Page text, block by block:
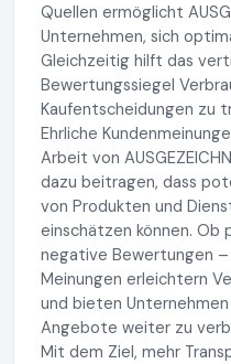
Quellen ermöglicht
Unternehmen, sich
Gleichzeitig hilft das
Bewertungssiegel
Kaufentscheidungen zu
Ehrliche
Arbeit von
dazu beitragen, dass
von Produkten und
einschätzen können.
negative Bewertungen
Meinungen erleichtern
und bieten
Angebote weiter zu
Mit dem Ziel, mehr